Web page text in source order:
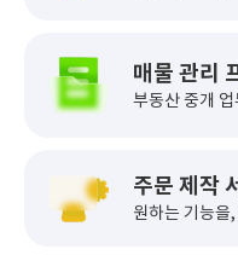
매물 관리
부동산 중개 업
주문 제작
원하는 기능을